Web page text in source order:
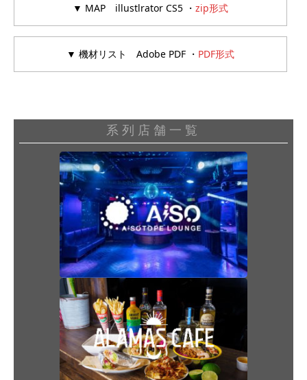
▼ MAP illustlrator CS5 ・zip形式
▼ 機材リスト Adobe PDF ・ PDF形式
系列店舗一覧